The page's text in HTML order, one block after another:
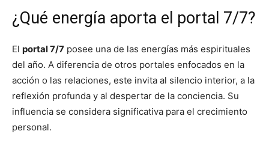
¿Qué energía aporta el portal 7/7?
El portal 7/7 posee una de las energías más espirituales
del año. A diferencia de otros portales enfocados en la
acción o las relaciones, este invita al silencio interior, a la
reflexión profunda y al despertar de la conciencia. Su
influencia se considera significativa para el crecimiento
personal.